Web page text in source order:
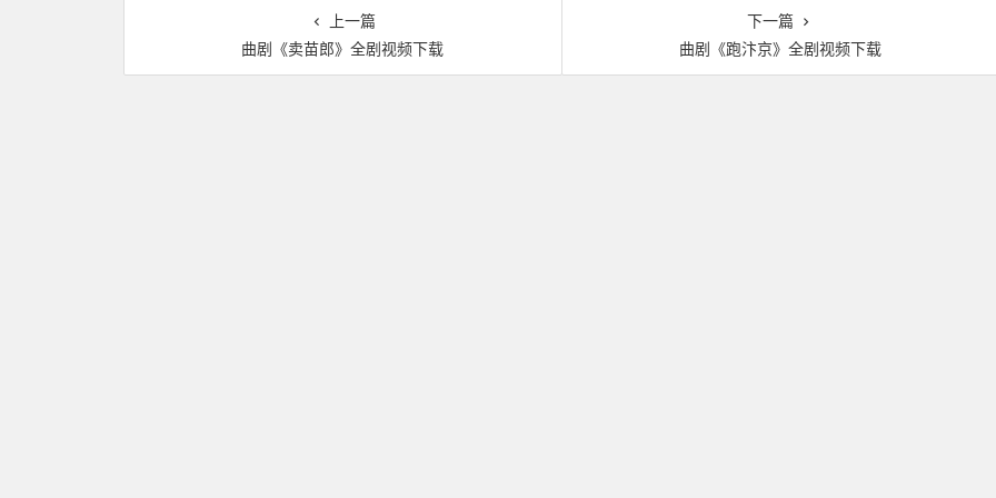
上一篇
曲剧《卖苗郎》全剧视频下载
下一篇
曲剧《跑汴京》全剧视频下载